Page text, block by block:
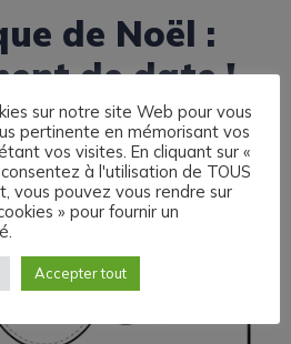
de Noël :
de date !
sur notre site Web pour vous
pertinente en mémorisant vos
vos visites. En cliquant sur «
à l'utilisation de TOUS
vous pouvez vous rendre sur
» pour fournir un
Accepter tout